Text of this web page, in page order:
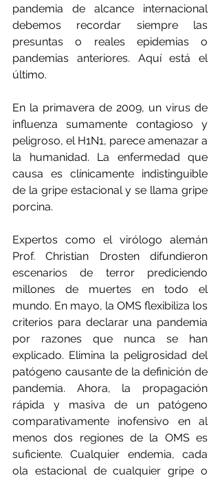
pandemia de alcance internacional
debemos recordar siempre las
presuntas o reales epidemias o
pandemias anteriores. Aquí está el
último.
En la primavera de 2009, un virus de
influenza sumamente contagioso y
peligroso, el H1N1, parece amenazar a
la humanidad. La enfermedad que
causa es clínicamente indistinguible
de la gripe estacional y se llama gripe
porcina.
Expertos como el virólogo alemán
Prof. Christian Drosten difundieron
escenarios de terror prediciendo
millones de muertes en todo el
mundo. En mayo, la OMS flexibiliza los
criterios para declarar una pandemia
por razones que nunca se han
explicado. Elimina la peligrosidad del
patógeno causante de la definición de
pandemia. Ahora, la propagación
rápida y masiva de un patógeno
comparativamente inofensivo en al
menos dos regiones de la OMS es
suficiente. Cualquier endemia, cada
ola estacional de cualquier gripe o